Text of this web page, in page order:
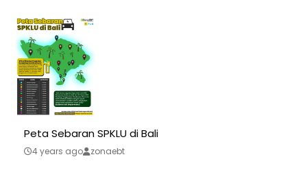
Peta Sebaran SPKLU di Bali
4 years ago zonaebt